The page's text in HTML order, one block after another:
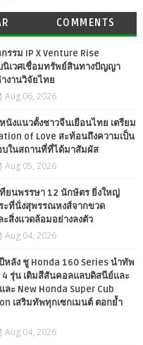
COMMENTS
รม IP X Venture Rise
นิเวศเชื่อมทรัพย์สินทางปัญญา
งานวิจัยไทย
Aug 06, 2026
นังแนวตั้งชาวจีนเยือนไทย เตรียม
of Love สะท้อนถึงความเป็น
ในสถานที่ที่ได้มาสัมผัส
Aug 05, 2026
ยนพรรษา 12 นักษัตร ยิ่งใหญ่
ะที่นั่งสุพรรณหงส์จากขวด
สิ่งแวดล้อมอย่างลงตัว
Aug 04, 2026
หลัง ชู Honda 160 Series นำทัพ
รุ่น เติมสีสันคอลแลบดิสนีย์และ
ละ New Honda Super Cub
เสริมทัพทุกเซกเมนต์ ตอกย้ำ
Aug 04, 2026